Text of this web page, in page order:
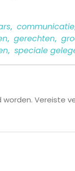
, communicatie
, gerechten,
, speciale
Vereiste